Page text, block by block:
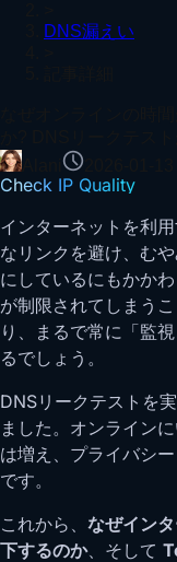
DNS漏えい
Check IP Quality
インターネットを利
なリンクを避け、む
にしているにもかか
が制限されてしまう
り、まるで常に「監
るでしょう。
DNSリークテストを
ました。オンライン
は増え、プライバシ
です。
これから、 なぜイン
下するのか、そして